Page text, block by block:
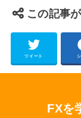
この記事
ツイート
FXを